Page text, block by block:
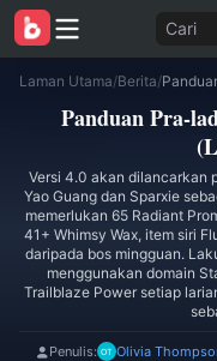
Cari
Laman Utama/Berita/
Panduan Pra-
Versi 4.0 akan dilancarkan
Yao Guang dan Sparxie
memerlukan 65 Radiant
41+ Whimsy Wax, item siri
daripada bos mingguan.
menggunakan domain
Trailblaze Power setiap
Penulis: Olivia